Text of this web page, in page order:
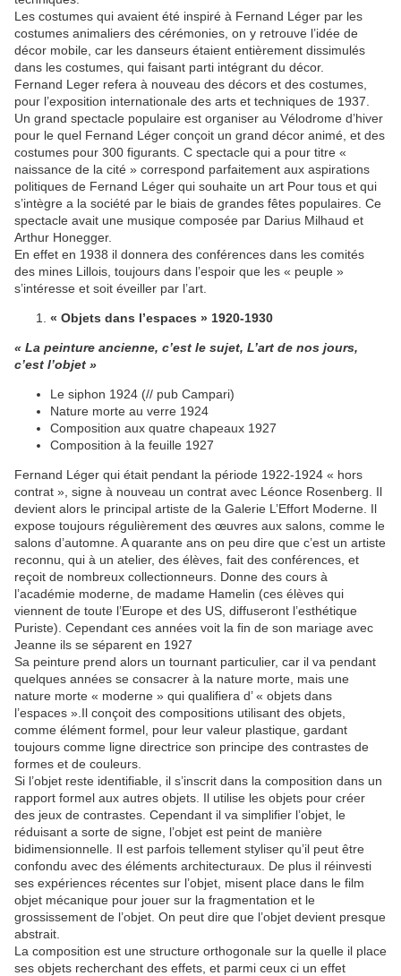
Les costumes qui avaient été inspiré à Fernand Léger par les
costumes animaliers des cérémonies, on y retrouve l’idée de
décor mobile, car les danseurs étaient entièrement dissimulés
dans les costumes, qui faisant parti intégrant du décor.
Fernand Leger refera à nouveau des décors et des costumes,
pour l’exposition internationale des arts et techniques de 1937.
Un grand spectacle populaire est organiser au Vélodrome d’hiver
pour le quel Fernand Léger conçoit un grand décor animé, et des
costumes pour 300 figurants. C spectacle qui a pour titre «
naissance de la cité » correspond parfaitement aux aspirations
politiques de Fernand Léger qui souhaite un art Pour tous et qui
s’intègre a la société par le biais de grandes fêtes populaires. Ce
spectacle avait une musique composée par Darius Milhaud et
Arthur Honegger.
En effet en 1938 il donnera des conférences dans les comités
des mines Lillois, toujours dans l’espoir que les « peuple »
s’intéresse et soit éveiller par l’art.
« Objets dans l’espaces » 1920-1930
« La peinture ancienne, c’est le sujet, L’art de nos jours,
c’est l’objet »
Le siphon 1924 (// pub Campari)
Nature morte au verre 1924
Composition aux quatre chapeaux 1927
Composition à la feuille 1927
Fernand Léger qui était pendant la période 1922-1924 « hors
contrat », signe à nouveau un contrat avec Léonce Rosenberg. Il
devient alors le principal artiste de la Galerie L’Effort Moderne. Il
expose toujours régulièrement des œuvres aux salons, comme le
salons d’automne. A quarante ans on peu dire que c’est un artiste
reconnu, qui à un atelier, des élèves, fait des conférences, et
reçoit de nombreux collectionneurs. Donne des cours à
l’académie moderne, de madame Hamelin (ces élèves qui
viennent de toute l’Europe et des US, diffuseront l’esthétique
Puriste). Cependant ces années voit la fin de son mariage avec
Jeanne ils se séparent en 1927
Sa peinture prend alors un tournant particulier, car il va pendant
quelques années se consacrer à la nature morte, mais une
nature morte « moderne » qui qualifiera d’ « objets dans
l’espaces ».Il conçoit des compositions utilisant des objets,
comme élément formel, pour leur valeur plastique, gardant
toujours comme ligne directrice son principe des contrastes de
formes et de couleurs.
Si l’objet reste identifiable, il s’inscrit dans la composition dans un
rapport formel aux autres objets. Il utilise les objets pour créer
des jeux de contrastes. Cependant il va simplifier l’objet, le
réduisant a sorte de signe, l’objet est peint de manière
bidimensionnelle. Il est parfois tellement styliser qu’il peut être
confondu avec des éléments architecturaux. De plus il réinvesti
ses expériences récentes sur l’objet, misent place dans le film
objet mécanique pour jouer sur la fragmentation et le
grossissement de l’objet. On peut dire que l’objet devient presque
abstrait.
La composition est une structure orthogonale sur la quelle il place
ses objets recherchant des effets, et parmi ceux ci un effet